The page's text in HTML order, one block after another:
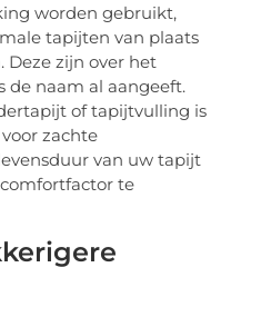
worden gebruikt,
tapijten van plaats
Deze zijn over het
de naam al aangeeft.
of tapijtvulling is
zachte
van uw tapijt
te